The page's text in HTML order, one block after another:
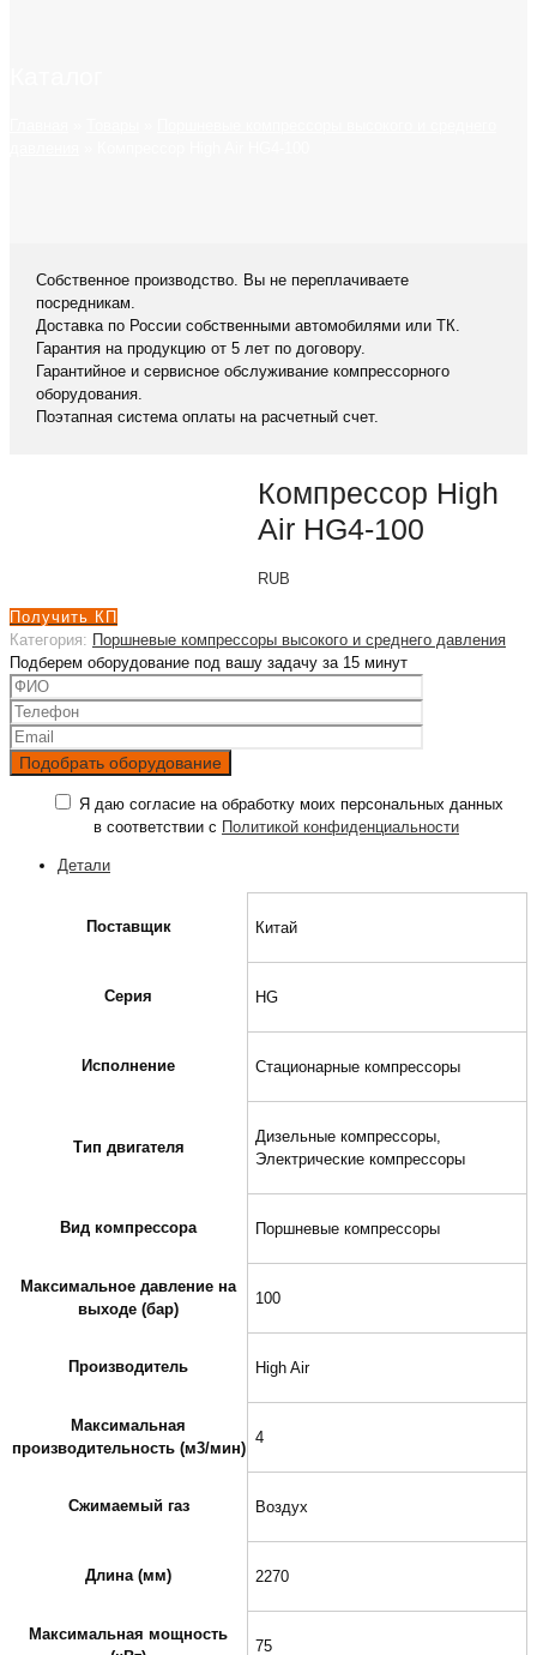
Собственное производство. Вы не переплачиваете
посредникам.
Доставка по России собственными автомобилями или ТК.
Гарантия на продукцию от 5 лет по договору.
Гарантийное и сервисное обслуживание компрессорного
оборудования.
Поэтапная система оплаты на расчетный счет.
Компрессор High
Air HG4-100
RUB
Получить КП
Категория: Поршневые компрессоры высокого и среднего давления
Подберем оборудование под вашу задачу за 15 минут
Я даю согласие на обработку моих персональных данных
в соответствии с Политикой конфиденциальности
Детали
Поставщик Китай
Серия HG
Исполнение Стационарные компрессоры
Тип двигателя
Дизельные компрессоры,
Электрические компрессоры
Вид компрессора Поршневые компрессоры
Максимальное давление на
выходе (бар)
100
Производитель High Air
Максимальная
производительность (м3/мин)
4
Сжимаемый газ Воздух
Длина (мм) 2270
Максимальная мощность
75